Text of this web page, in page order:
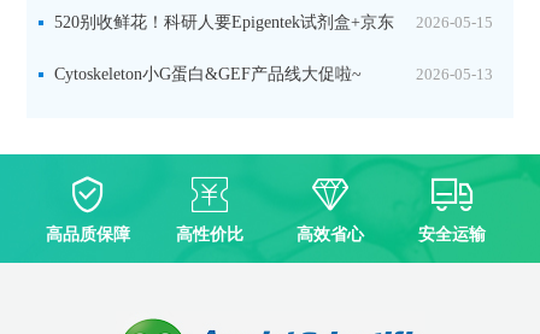
双赋能，下单即赠京东卡 2026-05-15
520别收鲜花！科研人要Epigentek试剂盒+京东
卡！ 2026-05-13
Cytoskeleton小G蛋白&GEF产品线大促啦~
高品质保障 高性价比 高效省心 安全运输